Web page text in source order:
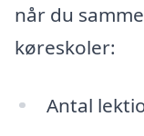
når du
køreskoler:
Antal